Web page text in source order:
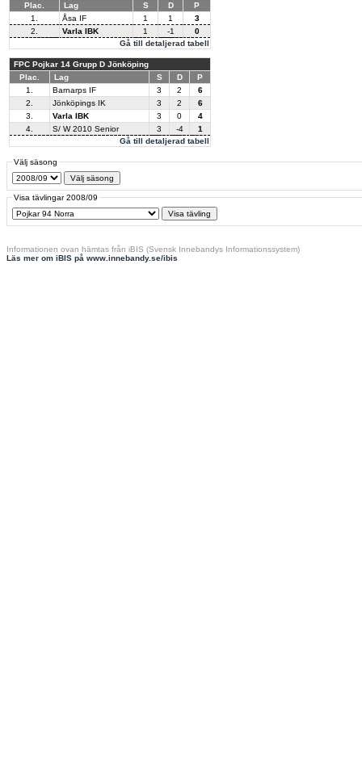
Plac.
Lag S D P
Gå till detaljerad tabell
1. Åsa IF 1 1
3
2.
Varla IBK 1 -1 0
FPC Pojkar 14 Grupp D Jönköping
Plac.
Lag S D P
Gå till detaljerad tabell
1. Barnarps IF 3 2
6
2.
Jönköpings IK 3 2
6
3.
Varla IBK 3 0
4
4.
S/ W 2010 Senior 3 -4 1
Välj säsong
Visa tävlingar 2008/09
Informationen ovan hämtas från iBIS (Svensk Innebandys Informationssystem)
Läs mer om iBIS på www.innebandy.se/ibis